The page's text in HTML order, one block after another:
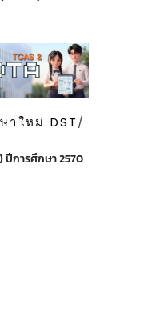
าใหม่ DST
ปีการศึกษา 2570